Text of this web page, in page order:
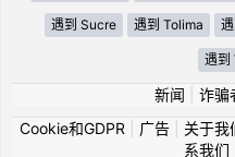
遇到 Sucre 遇到 Tolima
遇到
新闻 诈骗
Cookie和GDPR
广告| 关于我
系我们